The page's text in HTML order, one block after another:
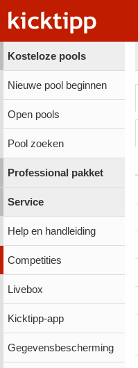
Kosteloze pools
Nieuwe pool beginnen
Open pools
Pool zoeken
Professional pakket
Service
Help en handleiding
Competities
Livebox
Kicktipp-app
Gegevensbescherming